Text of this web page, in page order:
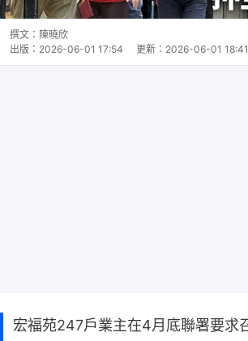
撰文： 陳曉欣
出版： 2026-06-01 17:54 更新： 2026-06-01 18:41
宏福苑247戶業主在4月底聯署要求